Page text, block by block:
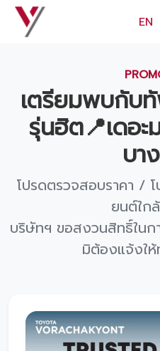
EN
เกี่ยวกับเรา
ปฏิทินกิจกรรมแล
รุ่นรถ
โปรโมชั่น
เตรียมพบกับ
รุ่นฮิต📍เดอ
บา
โปรดตรวจสอบราคา /
ยนต์ใก
บริษัทฯ ขอสงวนสิทธิ์ในก
มิต้องแจ้งใ